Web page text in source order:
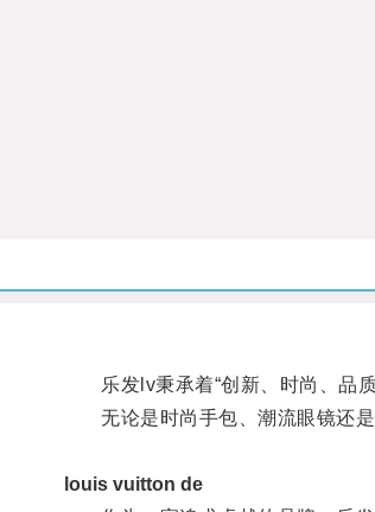
乐发lv秉承着“创新、时尚、品质
无论是时尚手包、潮流眼镜还是
louis vuitton de